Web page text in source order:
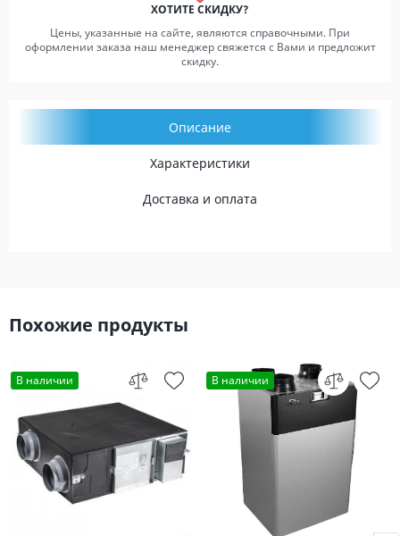
ХОТИТЕ СКИДКУ?
Цены, указанные на сайте, являются справочными. При
оформлении заказа наш менеджер свяжется с Вами и предложит
скидку.
Описание
Характеристики
Доставка и оплата
Похожие продукты
В наличии В наличии